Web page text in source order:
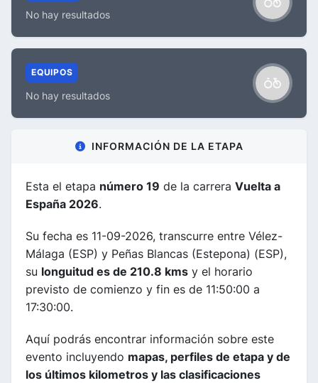
No hay resultados
EQUIPOS
No hay resultados
INFORMACIÓN DE LA ETAPA
Esta el etapa número 19 de la carrera Vuelta a
España 2026.
Su fecha es 11-09-2026, transcurre entre Vélez-
Málaga (ESP) y Peñas Blancas (Estepona) (ESP),
su longuitud es de 210.8 kms y el horario
previsto de comienzo y fin es de 11:50:00 a
17:30:00.
Aquí podrás encontrar información sobre este
evento incluyendo mapas, perfiles de etapa y de
los últimos kilometros y las clasificaciones